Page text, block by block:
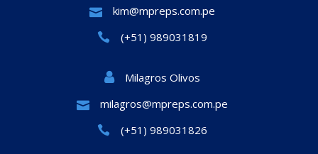
kim@mpreps.com.pe
(+51) 989031819
Milagros Olivos
milagros@mpreps.com.pe
(+51) 989031826